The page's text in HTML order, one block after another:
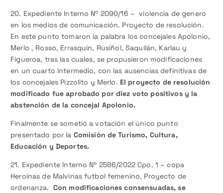
20. Expediente Interno Nº 2090/16 – violencia de genero
en los medios de comunicación. Proyecto de resolución.
En este punto tomaron la palabra los concejales Apolonio,
Merlo , Rosso, Errasquin, Rusiñol, Saquilán, Karlau y
Figueroa, tras las cuales, se propusieron modificaciones
en un cuarto intermedio, con las ausencias definitivas de
los concejales Pizzolito y Merlo. El proyecto de resolución
modificado fue aprobado por diez voto positivos y la
abstención de la concejal Apolonio.
Finalmente se sometió a votación el único punto
presentado por la Comisión de Turismo, Cultura,
Educación y Deportes.
21. Expediente Interno Nº 2586/2022 Cpo. 1 – copa
Heroínas de Malvinas futbol femenino. Proyecto de
ordenanza. Con modificaciones consensuadas, se